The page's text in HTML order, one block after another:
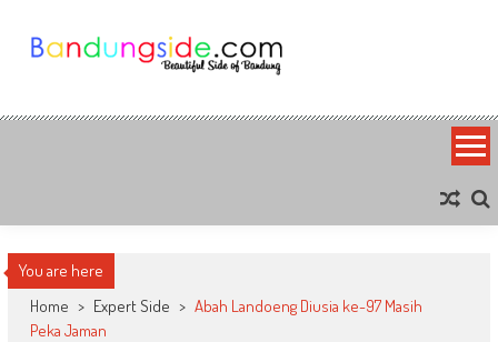
content
Bandung Side
You are here
Home > Expert Side > Abah Landoeng Diusia ke-97 Masih
Peka Jaman